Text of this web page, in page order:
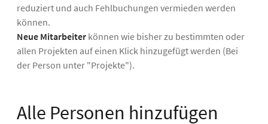
reduziert und auch Fehlbuchungen vermieden werden
können.
Neue Mitarbeiter können wie bisher zu bestimmten oder
allen Projekten auf einen Klick hinzugefügt werden (Bei
der Person unter "Projekte").
Alle Personen hinzufügen